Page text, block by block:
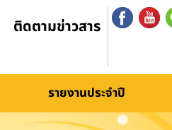
ติดตามข่าวสาร
รายงานประจำปี